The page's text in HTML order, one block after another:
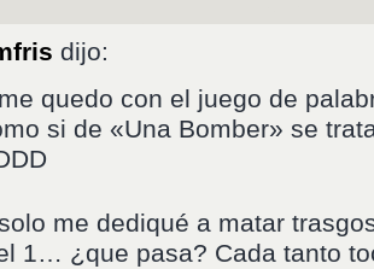
dijo:
quedo con el juego de
si de «Una Bomber» se
me dediqué a matar
1… ¿que pasa? Cada tanto